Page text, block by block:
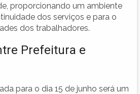
proporcionando um ambiente
dos serviços e para o
dos trabalhadores.
Prefeitura e
para o dia 15 de junho será um